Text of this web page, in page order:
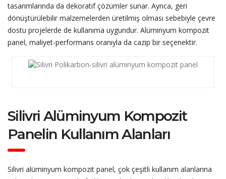
tasarımlarında da dekoratif çözümler sunar. Ayrıca, geri
dönüştürülebilir malzemelerden üretilmiş olması sebebiyle çevre
dostu projelerde de kullanıma uygundur. Alüminyum kompozit
panel, maliyet-performans oranıyla da cazip bir seçenektir.
Silivri Alüminyum Kompozit
Panelin Kullanım Alanları
Silivri alüminyum kompozit panel, çok çeşitli kullanım alanlarına